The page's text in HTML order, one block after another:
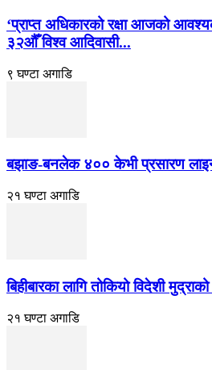
‘प्राप्त अधिकारको रक्षा आजको
३२औँ विश्व आदिवासी...
९ घण्टा अगाडि
बझाङ-बनलेक ४०० केभी प्रसारण लाइन
२१ घण्टा अगाडि
बिहीबारका लागि तोकियो विदेशी
२१ घण्टा अगाडि